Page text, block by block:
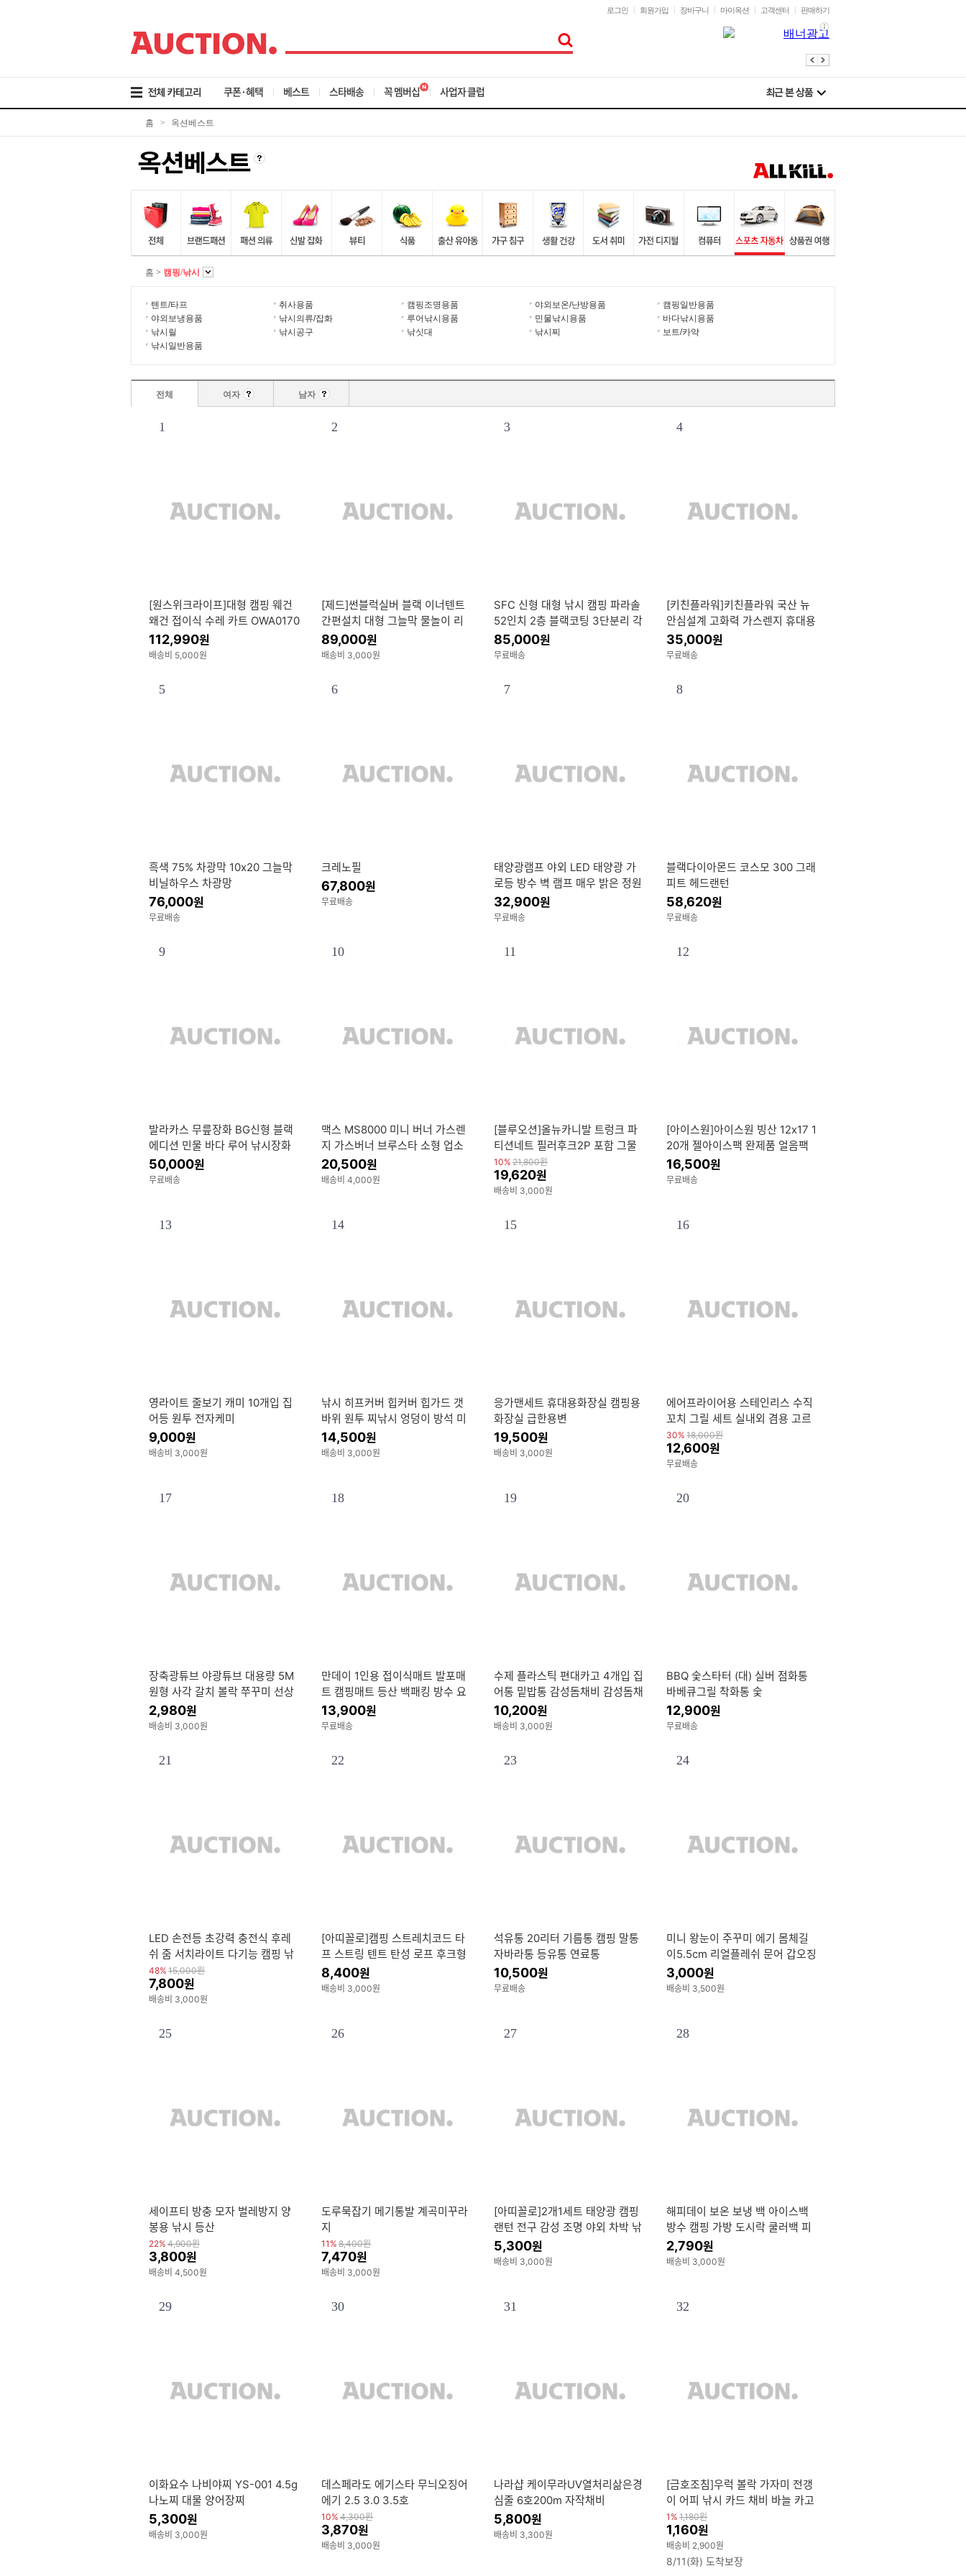
로
가
로
가
로
가
로그인 회원가입 장바구니 마이옥션 고객센터 판매하기
쿠폰·혜택 베스트 스타배송 꼭 멤버십 사업자 클럽
홈 > 옥션베스트
홈 > 캠핑/낚시
텐트/타프 취사용품 캠핑조명용품 야외보온/난방용품
캠핑일반용품
야외보냉용품
낚시의류/잡화 루어낚시용품 민물낚시용품
바다낚시용품
낚시릴
낚시공구 낚싯대 낚시찌
보트/카약
낚시일반용품
전체 여자 남자
1
[원스위크라이프]대형 캠핑 웨건
왜건 접이식 수레 카트 OWA0170
112,990원
배송비 5,000원
2
[제드]썬블럭실버 블랙 이너텐트
간편설치 대형 그늘막 물놀이 리
빙쉘텐트 이너용
89,000원
배송비 3,000원
3
SFC 신형 대형 낚시 캠핑 파라솔
52인치 2층 블랙코팅 3단분리 각
도연결가능 삼지창 포함
85,000원
무료배송
4
[키친플라워]키친플라워 국산 뉴
안심설계 고화력 가스렌지 휴대용
캠핑 낚시 부탄 가스레인지 부르
스타 가스버너 2593
35,000원
무료배송
5
흑색 75% 차광막 10x20 그늘막
비닐하우스 차광망
76,000원
무료배송
6
크레노필
67,800원
무료배송
7
태양광램프 야외 LED 태양광 가
로등 방수 벽 램프 매우 밝은 정원
보안 200W
32,900원
무료배송
8
블랙다이아몬드 코스모 300 그래
피트 헤드랜턴
58,620원
무료배송
9
발라카스 무릎장화 BG신형 블랙
에디션 민물 바다 루어 낚시장화
고무바닥재질
50,000원
무료배송
10
맥스 MS8000 미니 버너 가스렌
지 가스버너 브루스타 소형 업소
용 종이박스
20,500원
배송비 4,000원
11
[블루오션]올뉴카니발 트렁크 파
티션네트 필러후크2P 포함 그물
망 네트 SUV RV 캠핑용짐정리
손쉬운 간편설치
10% 21,800원
19,620원
배송비 3,000원
12
[아이스원]아이스원 빙산 12x17 1
20개 젤아이스팩 완제품 얼음팩
쿨팩 휴대용 쿨아이스팩 냉찜질
택배용 겔아이스팩
16,500원
무료배송
13
영라이트 줄보기 캐미 10개입 집
어등 원투 전자케미
9,000원
배송비 3,000원
14
낚시 히프커버 힙커버 힙가드 갯
바위 원투 찌낚시 엉덩이 방석 미
끌림 방지
14,500원
배송비 3,000원
15
응가맨세트 휴대용화장실 캠핑용
화장실 급한용변
19,500원
배송비 3,000원
16
에어프라이어용 스테인리스 수직
꼬치 그릴 세트 실내외 겸용 고르
게 익는 구이 도구
30% 18,000원
12,600원
무료배송
17
장축광튜브 야광튜브 대용량 5M
원형 사각 갈치 볼락 쭈꾸미 선상
낚시채비
2,980원
배송비 3,000원
18
만데이 1인용 접이식매트 발포매
트 캠핑매트 등산 백패킹 방수 요
가매트 방수코팅매트 싱글매트
13,900원
무료배송
19
수제 플라스틱 편대카고 4개입 집
어통 밑밥통 감성돔채비 감성돔채
비 카고채비 카고낚시
10,200원
배송비 3,000원
20
BBQ 숯스타터 (대) 실버 점화통
바베큐그릴 착화통 숯
12,900원
무료배송
21
LED 손전등 초강력 충전식 후레
쉬 줌 서치라이트 다기능 캠핑 낚
시 랜턴
48% 15,000원
7,800원
배송비 3,000원
22
[아띠꼴로]캠핑 스트레치코드 타
프 스트링 텐트 탄성 로프 후크형
고무줄 타프줄 스트랩 고리 탄성
끈 캠핑용 고정줄
8,400원
배송비 3,000원
23
석유통 20리터 기름통 캠핑 말통
자바라통 등유통 연료통
10,500원
무료배송
24
미니 왕눈이 주꾸미 에기 몸체길
이5.5cm 리얼플레쉬 문어 갑오징
어 축광 바다 루어 낚시 채비
3,000원
배송비 3,500원
25
세이프티 방충 모자 벌레방지 양
봉용 낚시 등산
22% 4,900원
3,800원
배송비 4,500원
26
도루묵잡기 메기통발 계곡미꾸라
지
11% 8,400원
7,470원
배송비 3,000원
27
[아띠꼴로]2개1세트 태양광 캠핑
랜턴 전구 감성 조명 야외 차박 낚
시 텐트 캠핑등 LED 소형 정원등
무드등 전등 램프
5,300원
배송비 3,000원
28
해피데이 보온 보냉 백 아이스백
방수 캠핑 가방 도시락 쿨러백 피
크닉
2,790원
배송비 3,000원
29
이화요수 나비야찌 YS-001 4.5g
나노찌 대물 양어장찌
5,300원
배송비 3,000원
30
데스페라도 에기스타 무늬오징어
에기 2.5 3.0 3.5호
10% 4,300원
3,870원
배송비 3,000원
31
나라샵 케이무라UV열처리삶은경
심줄 6호200m 자작채비
5,800원
배송비 3,300원
32
[금호조침]우럭 볼락 가자미 전갱
이 어피 낚시 카드 채비 바늘 카고
낚시 우럭대 볼락대
1% 1,180원
1,160원
배송비 2,900원
8/11(화) 도착보장